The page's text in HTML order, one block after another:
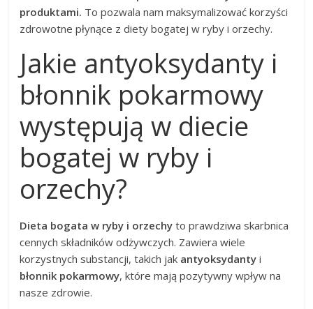
produktami. To pozwala nam maksymalizować korzyści
zdrowotne płynące z diety bogatej w ryby i orzechy.
Jakie antyoksydanty i
błonnik pokarmowy
występują w diecie
bogatej w ryby i
orzechy?
Dieta bogata w ryby i orzechy to prawdziwa skarbnica
cennych składników odżywczych. Zawiera wiele
korzystnych substancji, takich jak antyoksydanty i
błonnik pokarmowy, które mają pozytywny wpływ na
nasze zdrowie.